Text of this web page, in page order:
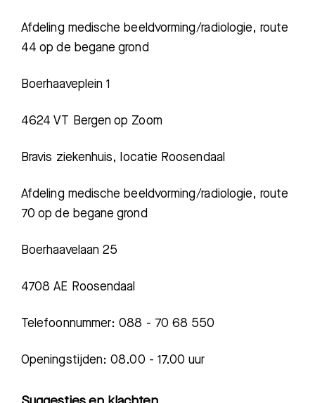
Afdeling medische beeldvorming/radiologie, route
44 op de begane grond
Boerhaaveplein 1
4624 VT Bergen op Zoom
Bravis ziekenhuis, locatie Roosendaal
Afdeling medische beeldvorming/radiologie, route
70 op de begane grond
Boerhaavelaan 25
4708 AE Roosendaal
Telefoonnummer: 088 - 70 68 550
Openingstijden: 08.00 - 17.00 uur